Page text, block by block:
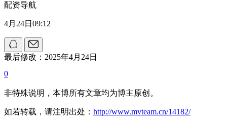
配资导航
4月24日09:12
最后修改：2025年4月24日
0
非特殊说明，本博所有文章均为博主原创。
如若转载，请注明出处： http://www.mvteam.cn/14182/